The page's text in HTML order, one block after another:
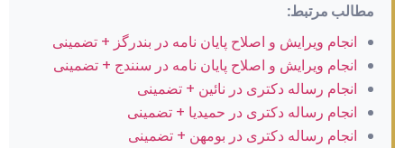
مطالب مرتبط:
انجام ویرایش و اصلاح پایان نامه در بندرگز + تضمینی
انجام ویرایش و اصلاح پایان نامه در سنندج + تضمینی
انجام رساله دکتری در نائین + تضمینی
انجام رساله دکتری در حمیدیا + تضمینی
انجام رساله دکتری در بومهن + تضمینی